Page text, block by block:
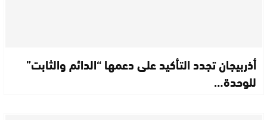
أذربيجان تجدد التأكيد على دعمها “الدائم والثابت”
للوحدة…